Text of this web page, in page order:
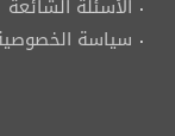
الأسئلة الشائعة
سياسة الخصوصية